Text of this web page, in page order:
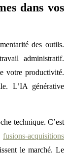
dans vos
des outils.
administratif.
votre productivité.
L’IA générative
technique. C’est
fusions-acquisitions
le marché. Le